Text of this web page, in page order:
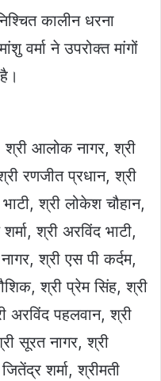
कालीन धरना
वर्मा ने उपरोक्त मांगों
श्री आलोक नागर, श्री
रणजीत प्रधान, श्री
श्री लोकेश चौहान,
श्री अरविंद भाटी,
श्री एस पी कर्दम,
श्री प्रेम सिंह, श्री
अरविंद पहलवान, श्री
सूरत नागर, श्री
शर्मा, श्रीमती